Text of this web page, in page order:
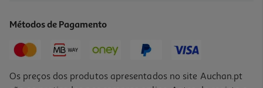
Métodos de Pagamento
Os preços dos produtos apresentados no site Auchan.pt